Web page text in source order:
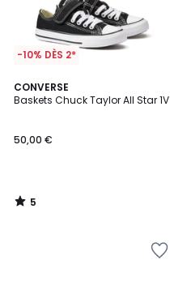
-10% DÈS 2*
CONVERSE
Baskets Chuck Taylor All Star 1V
50,00 €
5
/
5
/